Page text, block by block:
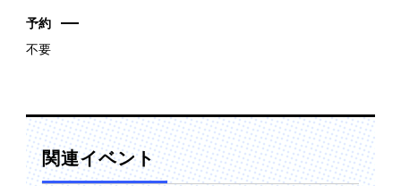
予約
不要
関連イベント